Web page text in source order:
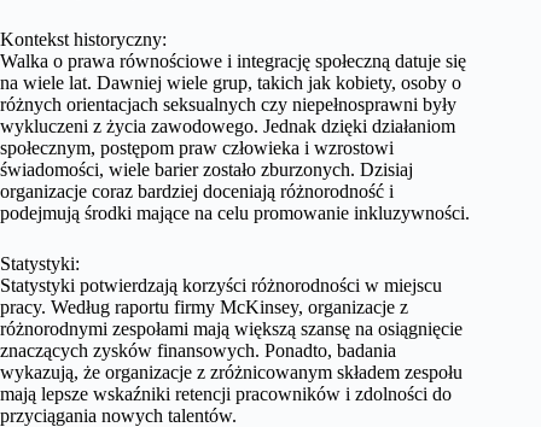
Kontekst historyczny:
Walka o prawa równościowe i integrację społeczną datuje się
na wiele lat. Dawniej wiele grup, takich jak kobiety, osoby o
różnych orientacjach seksualnych czy niepełnosprawni były
wykluczeni z życia zawodowego. Jednak dzięki działaniom
społecznym, postępom praw człowieka i wzrostowi
świadomości, wiele barier zostało zburzonych. Dzisiaj
organizacje coraz bardziej doceniają różnorodność i
podejmują środki mające na celu promowanie inkluzywności.
Statystyki:
Statystyki potwierdzają korzyści różnorodności w miejscu
pracy. Według raportu firmy McKinsey, organizacje z
różnorodnymi zespołami mają większą szansę na osiągnięcie
znaczących zysków finansowych. Ponadto, badania
wykazują, że organizacje z zróżnicowanym składem zespołu
mają lepsze wskaźniki retencji pracowników i zdolności do
przyciągania nowych talentów.